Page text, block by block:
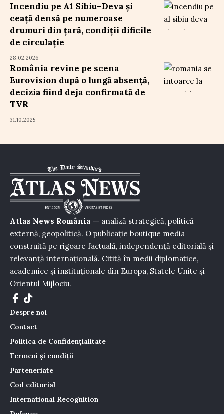
Incendiu pe A1 Sibiu–Deva și
ceață densă pe numeroase
drumuri din țară, condiții dificile
de circulație
28.02.2026
România revine pe scena
Eurovision după o lungă absență,
decizia fiind deja confirmată de
TVR
31.10.2025
Atlas News România — analiză strategică, politică
externă, geopolitică. O publicație boutique media
construită pe rigoare factuală, independență editorială și
relevanță internațională. Citită în medii diplomatice,
academice și instituționale din Europa, Statele Unite și
Orientul Mijlociu.
Despre noi
Contact
Politica de Confidențialitate
Termeni și condiții
Parteneriate
Cod editorial
International Recognition